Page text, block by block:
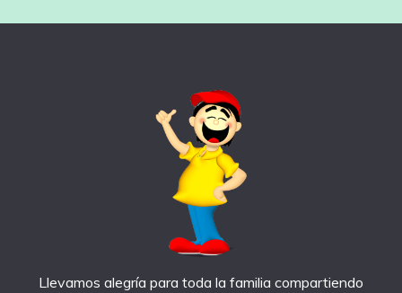
Llevamos alegría para toda la familia compartiendo